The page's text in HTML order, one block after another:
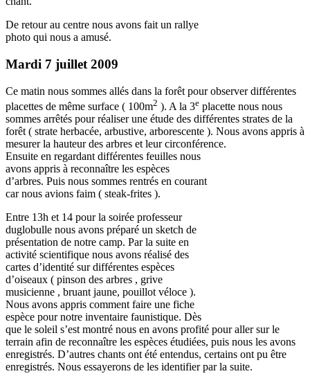
De retour au centre nous avons fait un rallye
photo qui nous a amusé.
Mardi 7 juillet 2009
Ce matin nous sommes allés dans la forêt pour observer différentes
placettes de même surface ( 100m2 ). A la 3e placette nous nous
sommes arrêtés pour réaliser une étude des différentes strates de la
forêt ( strate herbacée, arbustive, arborescente ). Nous avons appris à
mesurer la hauteur des arbres et leur circonférence.
Ensuite en regardant différentes feuilles nous
avons appris à reconnaître les espèces
d’arbres. Puis nous sommes rentrés en courant
car nous avions faim ( steak-frites ).
Entre 13h et 14 pour la soirée professeur
duglobulle nous avons préparé un sketch de
présentation de notre camp. Par la suite en
activité scientifique nous avons réalisé des
cartes d’identité sur différentes espèces
d’oiseaux ( pinson des arbres , grive
musicienne , bruant jaune, pouillot véloce ).
Nous avons appris comment faire une fiche
espèce pour notre inventaire faunistique. Dès
que le soleil s’est montré nous en avons profité pour aller sur le
terrain afin de reconnaître les espèces étudiées, puis nous les avons
enregistrés. D’autres chants ont été entendus, certains ont pu être
enregistrés. Nous essayerons de les identifier par la suite.